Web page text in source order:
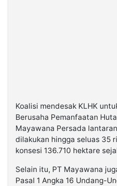
Koalisi mendesak KLHK
Berusaha Pemanfaatan
Mayawana Persada
dilakukan hingga seluas 35
konsesi 136.710 hektare
Selain itu, PT Mayawana
Pasal 1 Angka 16 Undang-